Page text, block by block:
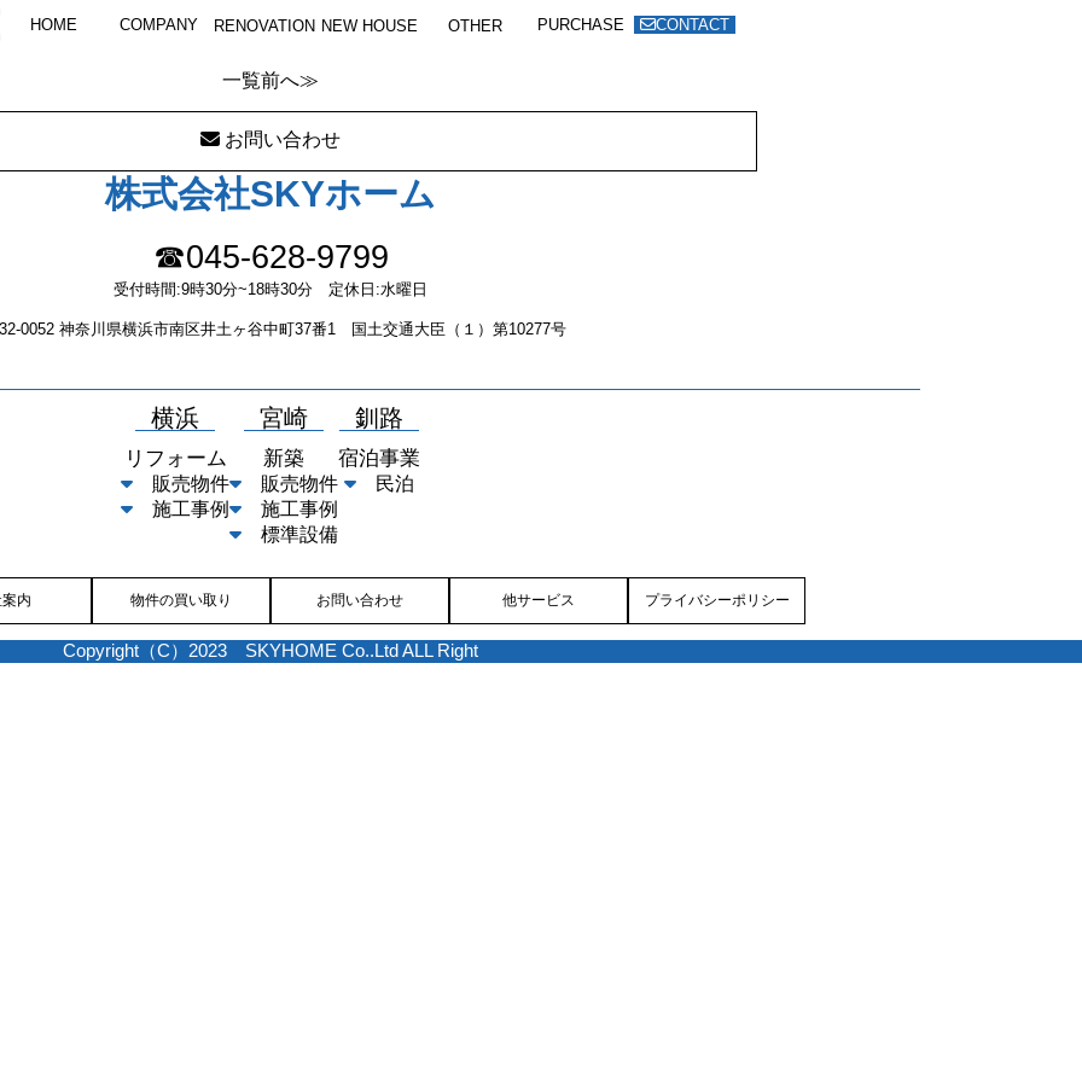
HOME COMPANY RENOVATION NEW HOUSE OTHER PURCHASE CONTACT
resizeImageJD27ETJU
一覧前へ≫
お問い合わせ
株式会社SKYホーム
☎045-628-9799
受付時間:9時30分~18時30分 定休日:水曜日
0052 神奈川県横浜市南区井土ヶ谷中町37番1 国土交通大臣（１）第10277号
横浜
リフォーム
販売物件
施工事例
宮崎
新築
販売物件
施工事例
標準設備
釧路
宿泊事業
民泊
内 物件の買い取り お問い合わせ 他サービス プライバシーポリシー
Copyright（C）2023 SKYHOME Co..Ltd ALL Right